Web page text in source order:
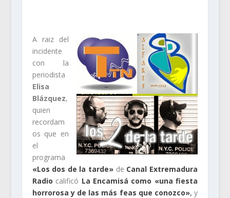
A raiz del
incidente
con la
periodista
Elisa
Blázquez,
quien
recordam
os que en
el
programa
«Los dos de la tarde» de Canal Extremadura
Radio calificó La Encamisá como «una fiesta
horrorosa y de las más feas que conozco», y